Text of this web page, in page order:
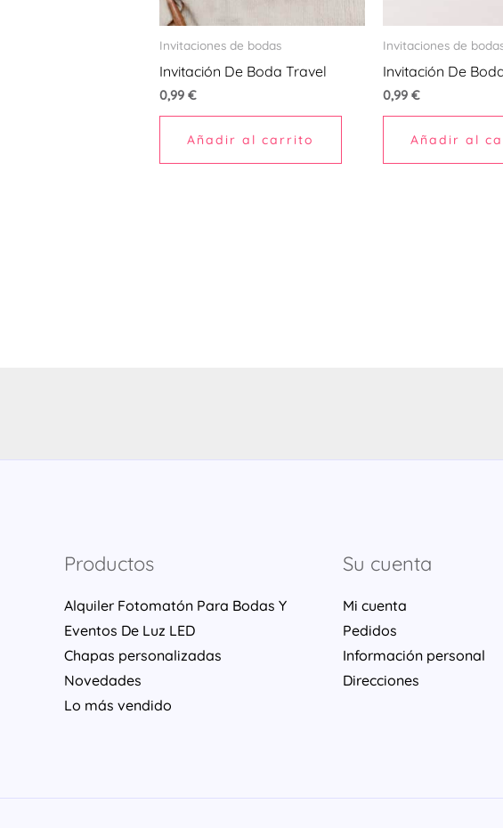
Invitaciones de bodas
Invitación De Boda Travel
0,99 €
Añadir al carrito
Invitaciones de
Invitación De
0,99€
Añadir al
Productos
Alquiler Fotomatón Para Bodas Y
Eventos De Luz LED
Chapas personalizadas
Novedades
Lo más vendido
Su cuenta
Mi cuenta
Pedidos
Información personal
Direcciones